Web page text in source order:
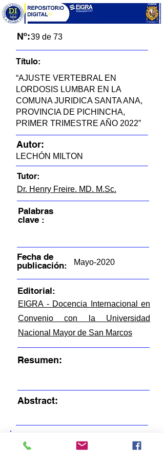
Nº:39 de 73
Título:
“AJUSTE VERTEBRAL EN
LORDOSIS LUMBAR EN LA
COMUNA JURIDICA SANTA ANA,
PROVINCIA DE PICHINCHA,
PRIMER TRIMESTRE AÑO 2022”
LECHÓN MILTON
Autor:
Tutor:
Dr. Henry Freire. MD. M.Sc.
Palabras
clave :
Fecha de
publicación:
Mayo-2020
Editorial:
EIGRA - Docencia Internacional en
Convenio con la Universidad
Nacional Mayor de San Marcos
Resumen:
Abstract:
FICHEROS EN ESTE ITEM: